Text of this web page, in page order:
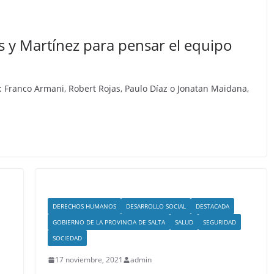
y Martínez para pensar el equipo
Armani, Robert Rojas, Paulo Díaz o Jonatan Maidana,
DERECHOS HUMANOS DESARROLLO SOCIAL
DESTACADA
GOBIERNO DE LA PROVINCIA DE SALTA
SALUD
SEGURIDAD
SOCIEDAD
17 noviembre, 2021 admin